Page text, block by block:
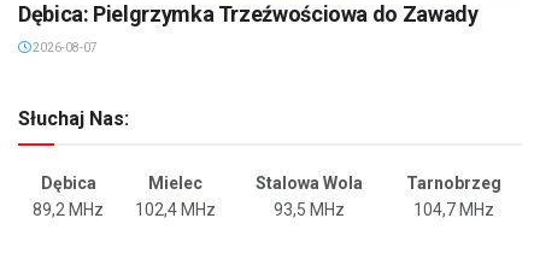
Dębica: Pielgrzymka Trzeźwościowa do Zawady
2026-08-07
Słuchaj Nas:
Dębica Mielec Stalowa Wola
Tarnobrzeg
89,2 MHz
102,4 MHz 93,5 MHz 104,7 MHz